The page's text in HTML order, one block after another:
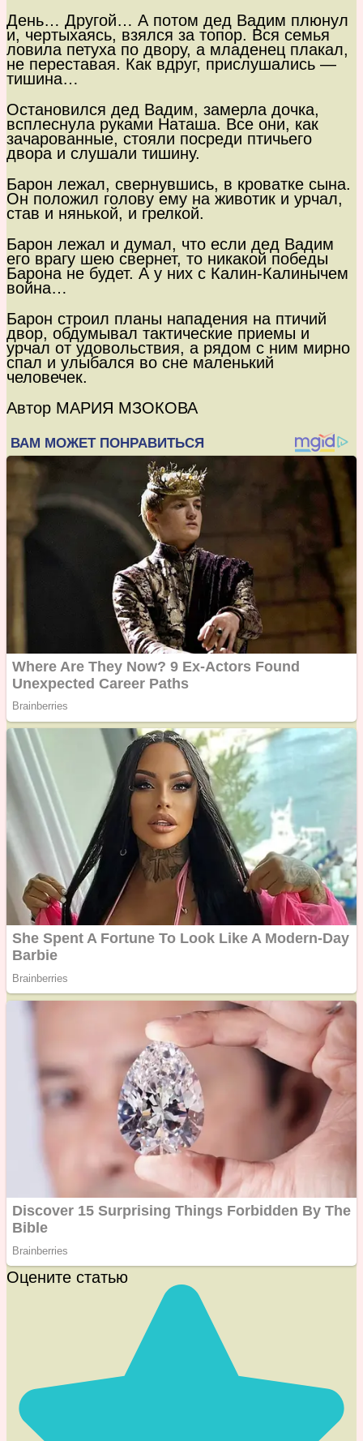
День… Другой… А потом дед Вадим плюнул
и, чертыхаясь, взялся за топор. Вся семья
ловила петуха по двору, а младенец плакал,
не переставая. Как вдруг, прислушались —
тишина…
Остановился дед Вадим, замерла дочка,
всплеснула руками Наташа. Все они, как
зачарованные, стояли посреди птичьего
двора и слушали тишину.
Барон лежал, свернувшись, в кроватке сына.
Он положил голову ему на животик и урчал,
став и нянькой, и грелкой.
Барон лежал и думал, что если дед Вадим
его врагу шею свернет, то никакой победы
Барона не будет. А у них с Калин-Калинычем
война…
Барон строил планы нападения на птичий
двор, обдумывал тактические приемы и
урчал от удовольствия, а рядом с ним мирно
спал и улыбался во сне маленький
человечек.
Автор МАРИЯ МЗОКОВА
Оцените статью